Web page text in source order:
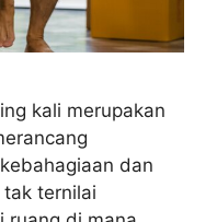
kali merupakan
dan
ternilai